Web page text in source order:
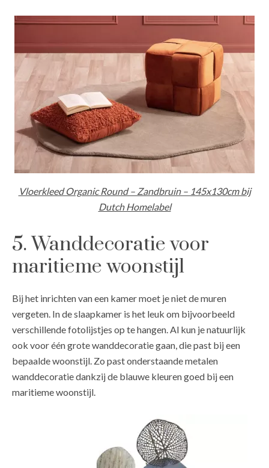
Vloerkleed Organic Round – Zandbruin – 145x130cm bij
Dutch Homelabel
5. Wanddecoratie voor
maritieme woonstijl
Bij het inrichten van een kamer moet je niet de muren
vergeten. In de slaapkamer is het leuk om bijvoorbeeld
verschillende fotolijstjes op te hangen. Al kun je natuurlijk
ook voor één grote wanddecoratie gaan, die past bij een
bepaalde woonstijl. Zo past onderstaande metalen
wanddecoratie dankzij de blauwe kleuren goed bij een
maritieme woonstijl.